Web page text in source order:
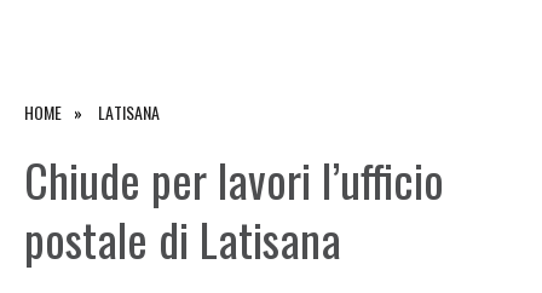
HOME LATISANA
Chiude per lavori l’ufficio
postale di Latisana